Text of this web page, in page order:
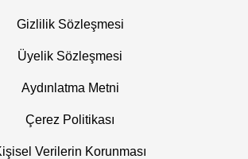
Gizlilik Sözleşmesi
Üyelik Sözleşmesi
Aydınlatma Metni
Çerez Politikası
Verilerin Korunması